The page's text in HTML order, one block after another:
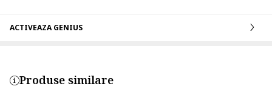
ACTIVEAZA GENIUS
Produse similare